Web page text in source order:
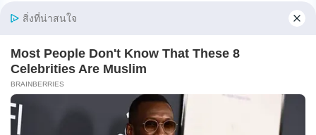
/
ไม่
ผ่าน
18150 / สมัคร 13 – 25 สิงหาคม 2569
ตำแหน่งนักวิ…
อ่านรายละเอียด